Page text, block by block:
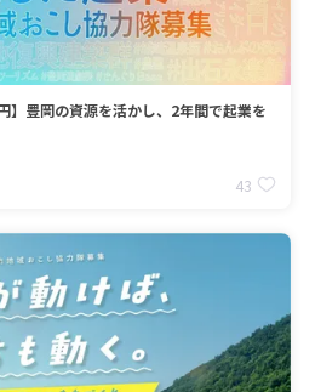
】豊岡の資源を活かし、2年間で起業を
43